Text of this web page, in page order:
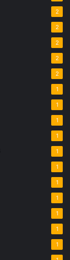
2
2
2
2
2
1
1
1
1
1
1
1
1
1
1
1